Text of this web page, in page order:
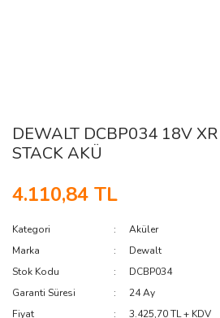
DEWALT DCBP034 18V
STACK AKÜ
4.110,84 TL
Kategori
Aküler
Marka
Dewalt
Stok Kodu
DCBP034
Garanti Süresi
24 Ay
Fiyat
3.425,70 TL + KDV